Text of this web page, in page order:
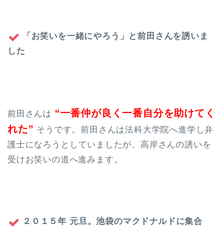
「お笑いを一緒にやろう」と前田さんを誘いま
した
前田さんは “一番仲が良く一番自分を助けてく
れた” そうです。前田さんは法科大学院へ進学し弁
護士になろうとしていましたが、高岸さんの誘いを
受けお笑いの道へ進みます。
２０１５年 元旦。池袋のマクドナルドに集合